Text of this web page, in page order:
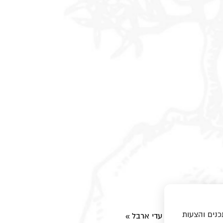
ערש" - בבימוי עדי ארבל »
והצעות